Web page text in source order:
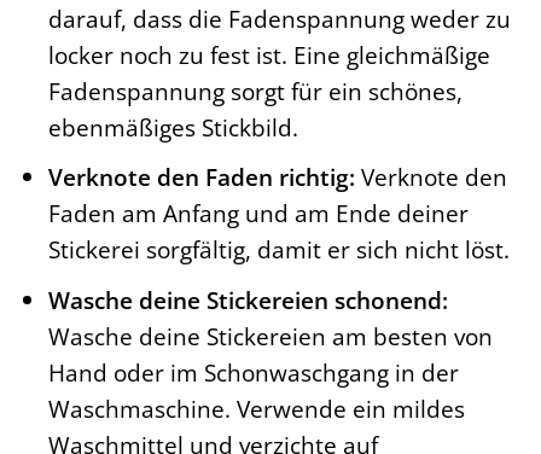
darauf, dass die Fadenspannung weder zu
locker noch zu fest ist. Eine gleichmäßige
Fadenspannung sorgt für ein schönes,
ebenmäßiges Stickbild.
Verknote den Faden richtig: Verknote den
Faden am Anfang und am Ende deiner
Stickerei sorgfältig, damit er sich nicht löst.
Wasche deine Stickereien schonend:
Wasche deine Stickereien am besten von
Hand oder im Schonwaschgang in der
Waschmaschine. Verwende ein mildes
Waschmittel und verzichte auf